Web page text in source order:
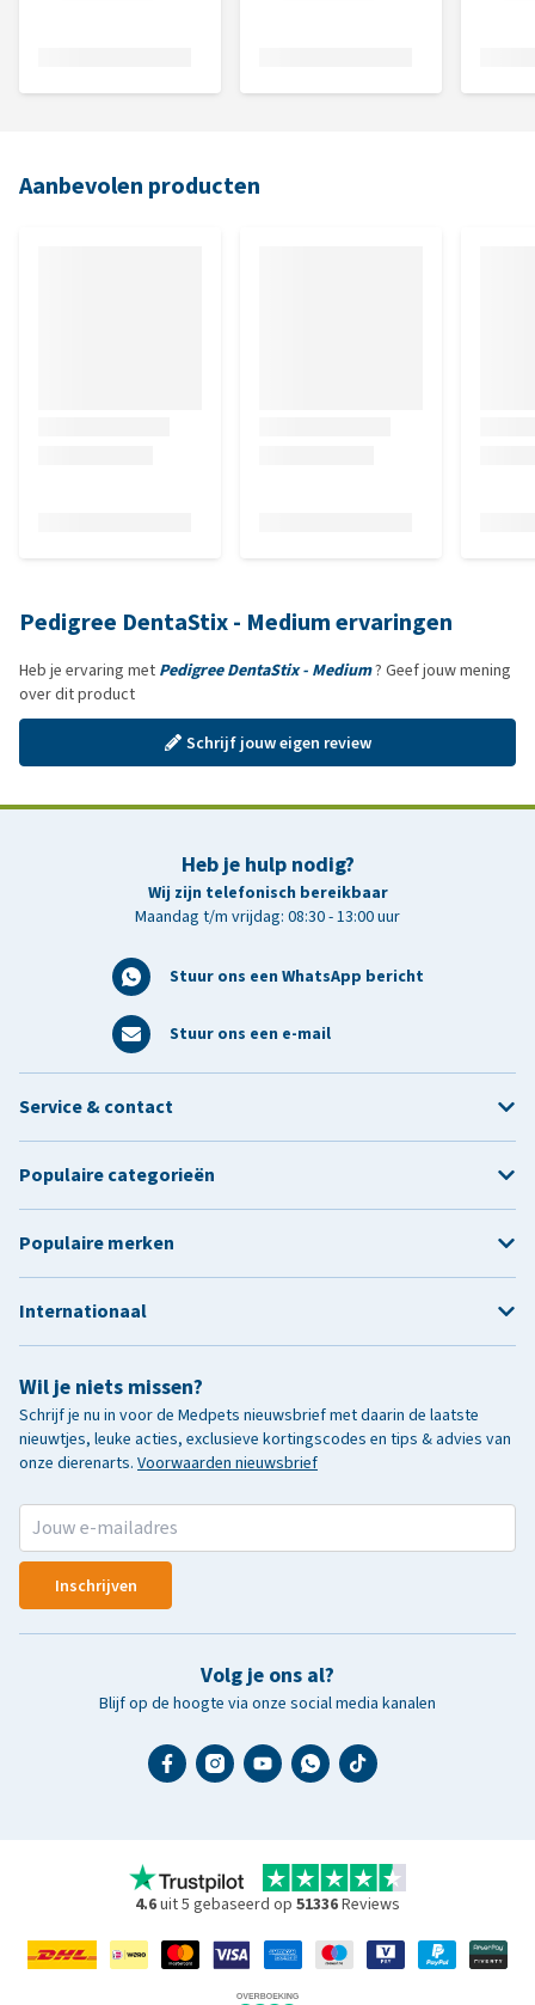
Aanbevolen producten
Pedigree DentaStix - Medium ervaringen
Heb je ervaring met Pedigree DentaStix - Medium? Geef jouw mening
over dit product
Schrijf jouw eigen review
Heb je hulp nodig?
Wij zijn telefonisch bereikbaar
Maandag t/m vrijdag: 08:30 - 13:00 uur
Stuur ons een WhatsApp bericht
Stuur ons een e-mail
Wil je niets missen?
Schrijf je nu in voor de Medpets nieuwsbrief met daarin de laatste
nieuwtjes, leuke acties, exclusieve kortingscodes en tips & advies van
onze dierenarts. Voorwaarden nieuwsbrief
Inschrijven
Volg je ons al?
Blijf op de hoogte via onze social media kanalen
Service & contact
Populaire categorieën
Populaire merken
Internationaal
4.6uit 5 gebaseerd op 51336Reviews